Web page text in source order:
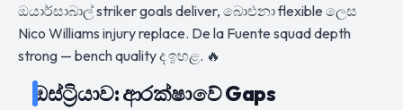
ඔයාර්සාබාල් striker goals deliver, බාෙඑනා flexible ලෙස
Nico Williams injury replace. De la Fuente squad depth
strong — bench quality ද ඉහළ. 🔥
ඔස්ට්‍රියාව: ආරක්ෂාවේ Gaps